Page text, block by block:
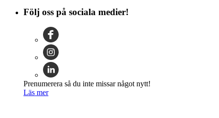
Följ oss på sociala medier!
Prenumerera så du inte missar något nytt!
Läs mer